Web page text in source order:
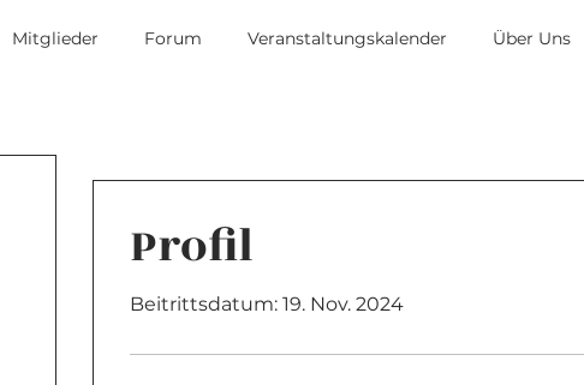
Mitglieder Forum Veranstaltungskalender Über Uns
Profil
Beitrittsdatum: 19. Nov. 2024